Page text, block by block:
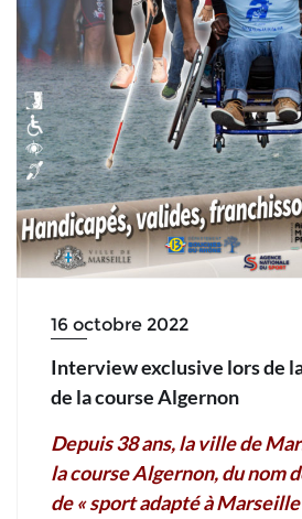
16 octobre 2022
Interview exclusive lors de
de la course Algernon
Depuis 38 ans, la ville de
la course Algernon, du nom
de « sport adapté à